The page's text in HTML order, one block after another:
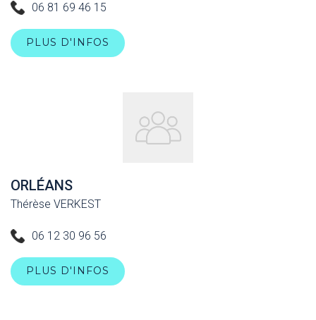
06 81 69 46 15
PLUS D'INFOS
ORLÉANS
Thérèse VERKEST
06 12 30 96 56
PLUS D'INFOS